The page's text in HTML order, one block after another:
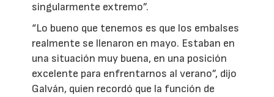
singularmente extremo”.
“Lo bueno que tenemos es que los embalses
realmente se llenaron en mayo. Estaban en
una situación muy buena, en una posición
excelente para enfrentarnos al verano”, dijo
Galván, quien recordó que la función de